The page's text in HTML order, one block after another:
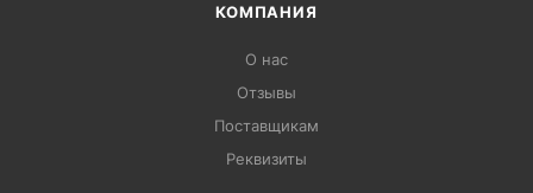
КОМПАНИЯ
О нас
Отзывы
Поставщикам
Реквизиты